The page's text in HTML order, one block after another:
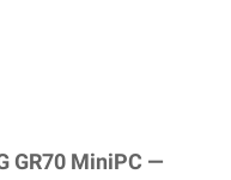
GR70 MiniPC —